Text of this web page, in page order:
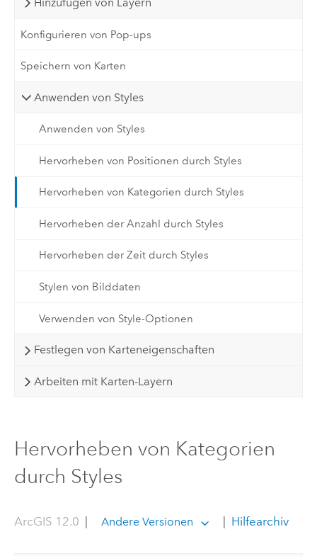
Konfigurieren von Pop-ups
Speichern von Karten
Anwenden von Styles
Anwenden von Styles
Hervorheben von Positionen durch Styles
Hervorheben von Kategorien durch Styles
Hervorheben der Anzahl durch Styles
Hervorheben der Zeit durch Styles
Stylen von Bilddaten
Verwenden von Style-Optionen
Festlegen von Karteneigenschaften
Arbeiten mit Karten-Layern
Hervorheben von Kategorien
durch Styles
ArcGIS 12.0 | Andere Versionen | Hilfearchiv